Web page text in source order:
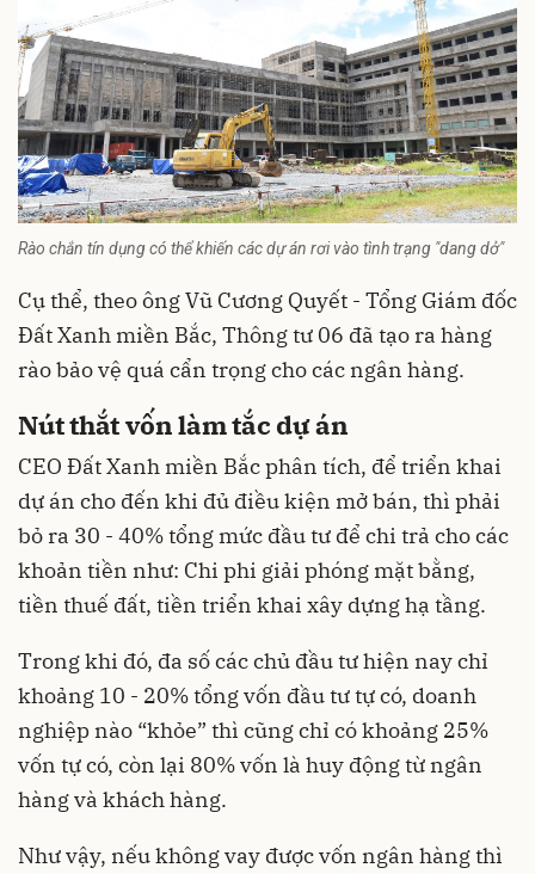
Rào chắn tín dụng có thể khiến các dự án rơi vào tình trạng "dang dở"
Cụ thể, theo ông Vũ Cương Quyết - Tổng Giám đốc
Đất Xanh miền Bắc, Thông tư 06 đã tạo ra hàng
rào bảo vệ quá cẩn trọng cho các ngân hàng.
Nút thắt vốn làm tắc dự án
CEO Đất Xanh miền Bắc phân tích, để triển khai
dự án cho đến khi đủ điều kiện mở bán, thì phải
bỏ ra 30 - 40% tổng mức đầu tư để chi trả cho các
khoản tiền như: Chi phi giải phóng mặt bằng,
tiền thuế đất, tiền triển khai xây dựng hạ tầng.
Trong khi đó, đa số cácchủ đầu tưhiện nay chỉ
khoảng 10 - 20% tổng vốn đầu tư tự có, doanh
nghiệp nào “khỏe” thì cũng chỉ có khoảng 25%
vốn tự có, còn lại 80% vốn là huy động từ ngân
hàng và khách hàng.
Như vậy, nếu không vay được vốn ngân hàng thì